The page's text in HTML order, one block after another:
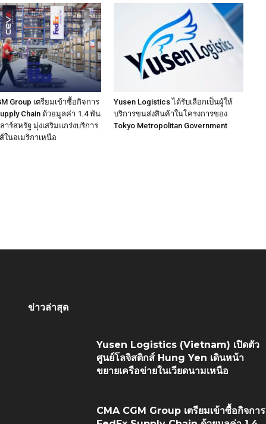
Group เตรียมเข้าซื้อกิจการ
Chain ด้วยมูลค่า 1.4 พัน
าร์สหรัฐ มุ่งเสริมแกร่งบริการ
ในอเมริกาเหนือ
Yusen Logistics ได้รับเลือกเป็นผู้ให้
บริการขนส่งสินค้าในโครงการของ
Tokyo Metropolitan Government
ข่าวล่าสุด
Yusen Logistics (Vietnam) เปิดตัว
ศูนย์โลจิสติกส์ Hung Yen เดินหน้า
ขยายเครือข่ายในเวียดนามเหนือ
CMA CGM Group เตรียมเข้าซื้อกิจการ